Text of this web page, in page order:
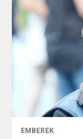
EMBEREK